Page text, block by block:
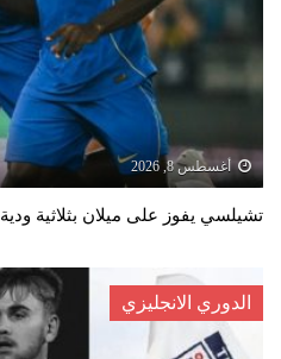
أغسطس 8, 2026
تشيلسي يفوز على ميلان بثلاثية ودية
الدوري الانجليزي